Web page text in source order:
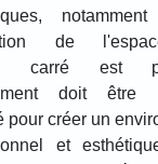
de
carré est
doit être
pour créer un
et